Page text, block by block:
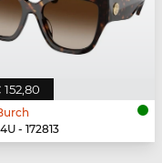
- 172813